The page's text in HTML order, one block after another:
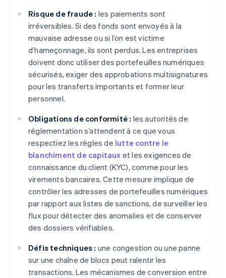
Risque de fraude : les paiements sont
irréversibles. Si des fonds sont envoyés à la
mauvaise adresse ou si l’on est victime
d’hameçonnage, ils sont perdus. Les entreprises
doivent donc utiliser des portefeuilles numériques
sécurisés, exiger des approbations multisignatures
pour les transferts importants et former leur
personnel.
Obligations de conformité : les autorités de
réglementation s’attendent à ce que vous
respectiez les règles de lutte contre le
blanchiment de capitaux et les exigences de
connaissance du client (KYC), comme pour les
virements bancaires. Cette mesure implique de
contrôler les adresses de portefeuilles numériques
par rapport aux listes de sanctions, de surveiller les
flux pour détecter des anomalies et de conserver
des dossiers vérifiables.
Défis techniques : une congestion ou une panne
sur une chaîne de blocs peut ralentir les
transactions. Les mécanismes de conversion entre